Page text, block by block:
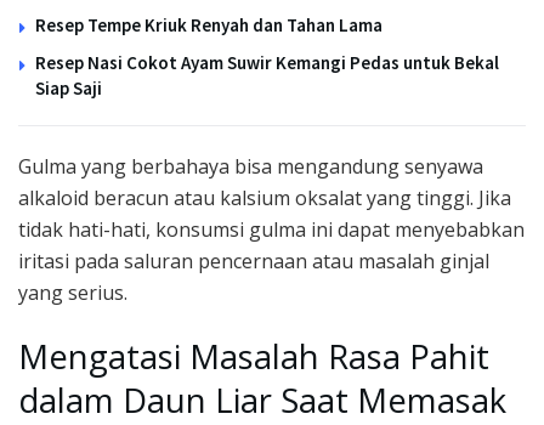
Resep Tempe Kriuk Renyah dan Tahan Lama
Resep Nasi Cokot Ayam Suwir Kemangi Pedas untuk Bekal
Siap Saji
Gulma yang berbahaya bisa mengandung senyawa
alkaloid beracun atau kalsium oksalat yang tinggi. Jika
tidak hati-hati, konsumsi gulma ini dapat menyebabkan
iritasi pada saluran pencernaan atau masalah ginjal
yang serius.
Mengatasi Masalah Rasa Pahit
dalam Daun Liar Saat Memasak